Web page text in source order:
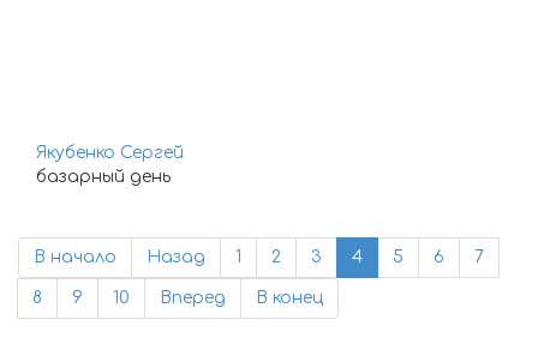
Якубенко Сергей
базарный день
В начало Назад 1 2 3 4 5 6 7
8 9 10 Вперед В конец